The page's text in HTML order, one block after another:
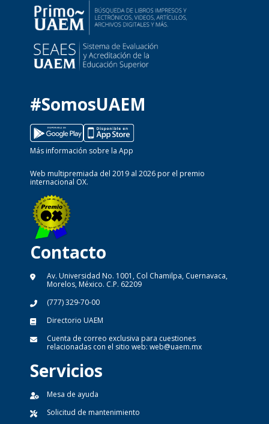
#SomosUAEM
Más información sobre la App
Web multipremiada del 2019 al 2026 por el premio
internacional OX.
Contacto
Av. Universidad No. 1001, Col Chamilpa, Cuernavaca,
Morelos, México. C.P. 62209
(777) 329-70-00
Directorio UAEM
Cuenta de correo exclusiva para cuestiones
relacionadas con el sitio web: web@uaem.mx
Servicios
Mesa de ayuda
Solicitud de mantenimiento